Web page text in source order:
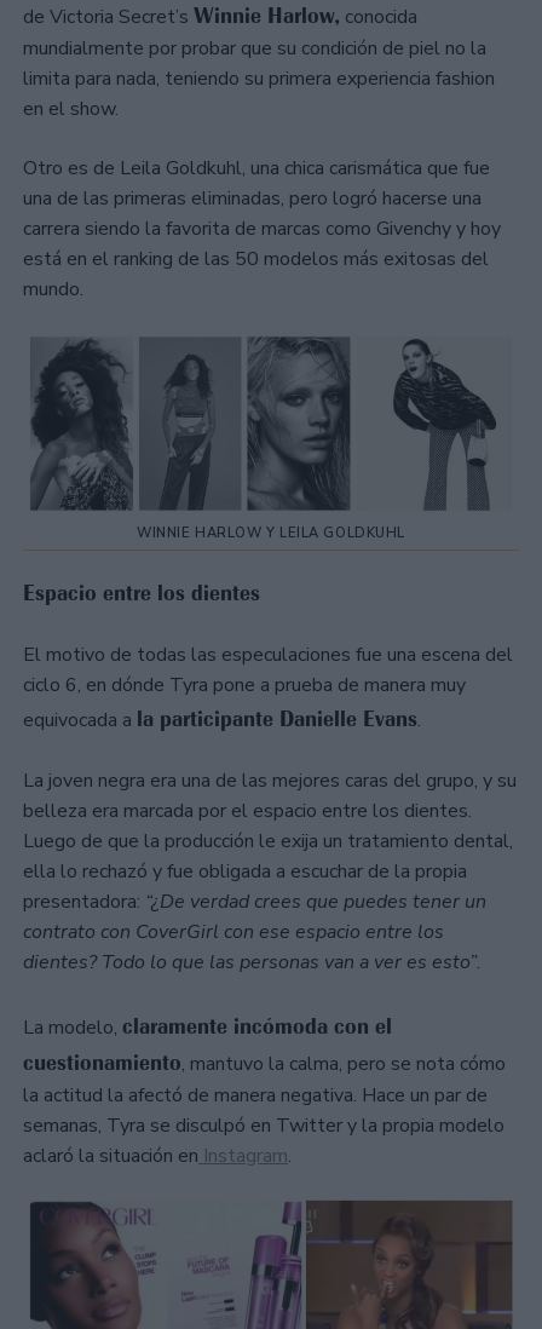
de Victoria Secret’s Winnie Harlow, conocida
mundialmente por probar que su condición de piel no la
limita para nada, teniendo su primera experiencia fashion
en el show.
Otro es de Leila Goldkuhl, una chica carismática que fue
una de las primeras eliminadas, pero logró hacerse una
carrera siendo la favorita de marcas como Givenchy y hoy
está en el ranking de las 50 modelos más exitosas del
mundo.
WINNIE HARLOW Y LEILA GOLDKUHL
Espacio entre los dientes
El motivo de todas las especulaciones fue una escena del
ciclo 6, en dónde Tyra pone a prueba de manera muy
equivocada a la participante Danielle Evans.
La joven negra era una de las mejores caras del grupo, y su
belleza era marcada por el espacio entre los dientes.
Luego de que la producción le exija un tratamiento dental,
ella lo rechazó y fue obligada a escuchar de la propia
presentadora: “¿De verdad crees que puedes tener un
contrato con CoverGirl con ese espacio entre los
dientes? Todo lo que las personas van a ver es esto”.
La modelo, claramente incómoda con el
cuestionamiento, mantuvo la calma, pero se nota cómo
la actitud la afectó de manera negativa. Hace un par de
semanas, Tyra se disculpó en Twitter y la propia modelo
aclaró la situación en Instagram.